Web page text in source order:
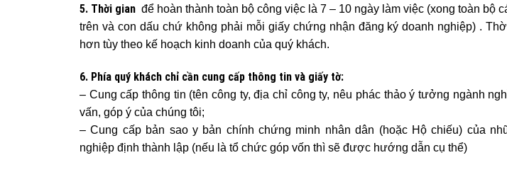
5. Thời gian để hoàn thành toàn bộ công việc là 7 – 10 ngày làm việc (xong toàn bộ
trên và con dấu chứ không phải mỗi giấy chứng nhận đăng ký doanh nghiệp) .
hơn tùy theo kế hoạch kinh doanh của quý khách.
6. Phía quý khách chỉ cần cung cấp thông tin và giấy tờ:
– Cung cấp thông tin (tên công ty, địa chỉ công ty, nêu phác thảo ý tưởng ngành
vấn, góp ý của chúng tôi;
– Cung cấp bản sao y bản chính chứng minh nhân dân (hoặc Hộ chiếu) của
nghiệp định thành lập (nếu là tổ chức góp vốn thì sẽ được hướng dẫn cụ thể)